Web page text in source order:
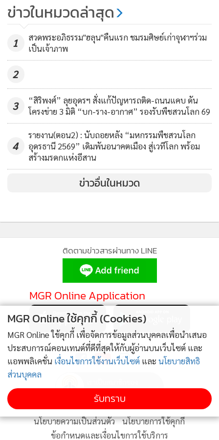
กระทงใหม่ฝีมือน้องเอ เยาวชนหญิงที่ตกเป็นเหยื่อ เตรียมนำไป
ขายคืนนี้
156
ไม่รอด! เด้งฟ้าผ่า “ผกก.เมือง
ข่าวในหมวดล่าสุด
1
สวดพระอภิธรรม"ฮลุน"คืนแรก ชมรมศิษย์เก่าจุฬาฯร่วม
เป็นเจ้าภาพ
2
3
“สิริพงศ์” ลุยอุดรฯ สั่งแก้ปัญหารถติด-ถนนแคบ ดัน
โครงข่าย 3 มิติ “บก-ราง-อากาศ” รองรับพืชสวนโลก 69
4
รายงาน(ตอน2) : นับถอยหลัง “มหกรรมพืชสวนโลก
อุดรธานี 2569” เดิมพันอนาคตเมือง สู่เวทีโลก พร้อม
สร้างมรดกแห่งอีสาน
ข่าวอื่นในหมวด
ติดตามข่าวสารผ่านทาง LINE
MGR Online Application
ติดตาม MGR Online
นโยบายความเป็นส่วนตัว
นโยบายการใช้คุกกี้
ข้อกำหนดและเงื่อนไขการใช้บริการ
MGR Online ใช้คุกกี้ (Cookies)
MGR Online ใช้คุกกี้ เพื่อจัดการข้อมูลส่วนบุคคลเพื่อนำเสนอ
ประสบการณ์คอนเทนต์ที่ดีที่สุดให้กับผู้อ่านบนเว็บไซต์ และ
แอพพลิเคชั่น เงื่อนไขการใช้งานเว็บไซต์ และ นโยบายสิทธิ
ส่วนบุคคล
รับทราบ